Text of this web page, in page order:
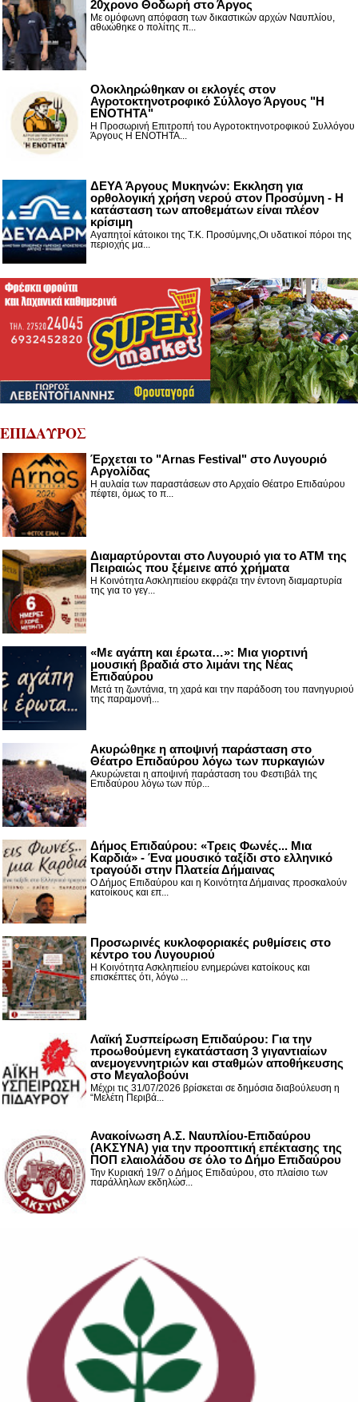
20χρονο Θοδωρή στο Άργος
Με ομόφωνη απόφαση των δικαστικών αρχών Ναυπλίου,
αθωώθηκε ο πολίτης π...
Ολοκληρώθηκαν οι εκλογές στον
Αγροτοκτηνοτροφικό Σύλλογο Άργους "Η
ΕΝΟΤΗΤΑ"
Η Προσωρινή Επιτροπή του Αγροτοκτηνοτροφικού Συλλόγου
Άργους Η ΕΝΟΤΗΤΑ...
ΔΕΥΑ Άργους Μυκηνών: Εκκληση για
ορθολογική χρήση νερού στον Προσύμνη - Η
κατάσταση των αποθεμάτων είναι πλέον
κρίσιμη
Αγαπητοί κάτοικοι της Τ.Κ. Προσύμνης,Οι υδατικοί πόροι της
περιοχής μα...
ΕΠΙΔΑΥΡΟΣ
Έρχεται το "Arnas Festival" στο Λυγουριό
Αργολίδας
Η αυλαία των παραστάσεων στο Αρχαίο Θέατρο Επιδαύρου
πέφτει, όμως το π...
Διαμαρτύρονται στο Λυγουριό για το ΑΤΜ της
Πειραιώς που ξέμεινε από χρήματα
Η Κοινότητα Ασκληπιείου εκφράζει την έντονη διαμαρτυρία
της για το γεγ...
«Με αγάπη και έρωτα…»: Μια γιορτινή
μουσική βραδιά στο λιμάνι της Νέας
Επιδαύρου
Μετά τη ζωντάνια, τη χαρά και την παράδοση του πανηγυριού
της παραμονή...
Ακυρώθηκε η αποψινή παράσταση στο
Θέατρο Επιδαύρου λόγω των πυρκαγιών
Ακυρώνεται η αποψινή παράσταση του Φεστιβάλ της
Επιδαύρου λόγω των πύρ...
Δήμος Επιδαύρου: «Τρεις Φωνές... Μια
Καρδιά» - Ένα μουσικό ταξίδι στο ελληνικό
τραγούδι στην Πλατεία Δήμαινας
Ο Δήμος Επιδαύρου και η Κοινότητα Δήμαινας προσκαλούν
κατοίκους και επ...
Προσωρινές κυκλοφοριακές ρυθμίσεις στο
κέντρο του Λυγουριού
Η Κοινότητα Ασκληπιείου ενημερώνει κατοίκους και
επισκέπτες ότι, λόγω ...
Λαϊκή Συσπείρωση Επιδαύρου: Για την
προωθούμενη εγκατάσταση 3 γιγαντιαίων
ανεμογεννητριών και σταθμών αποθήκευσης
στο Μεγαλοβούνι
Μέχρι τις 31/07/2026 βρίσκεται σε δημόσια διαβούλευση η
“Μελέτη Περιβά...
Ανακοίνωση Α.Σ. Ναυπλίου-Επιδαύρου
(ΑΚΣΥΝΑ) για την προοπτική επέκτασης της
ΠΟΠ ελαιολάδου σε όλο το Δήμο Επιδαύρου
Την Κυριακή 19/7 ο Δήμος Επιδαύρου, στο πλαίσιο των
παράλληλων εκδηλώσ...